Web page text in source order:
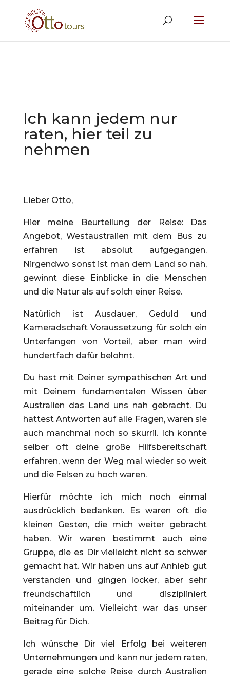
Ich kann jedem nur
raten, hier teil zu
nehmen
Lieber Otto,
Hier meine Beurteilung der Reise: Das
Angebot, Westaustralien mit dem Bus zu
erfahren ist absolut aufgegangen.
Nirgendwo sonst ist man dem Land so nah,
gewinnt diese Einblicke in die Menschen
und die Natur als auf solch einer Reise.
Natürlich ist Ausdauer, Geduld und
Kameradschaft Voraussetzung für solch ein
Unterfangen von Vorteil, aber man wird
hundertfach dafür belohnt.
Du hast mit Deiner sympathischen Art und
mit Deinem fundamentalen Wissen über
Australien das Land uns nah gebracht. Du
hattest Antworten auf alle Fragen, waren sie
auch manchmal noch so skurril. Ich konnte
selber oft deine große Hilfsbereitschaft
erfahren, wenn der Weg mal wieder so weit
und die Felsen zu hoch waren.
Hierfür möchte ich mich noch einmal
ausdrücklich bedanken. Es waren oft die
kleinen Gesten, die mich weiter gebracht
haben. Wir waren bestimmt auch eine
Gruppe, die es Dir vielleicht nicht so schwer
gemacht hat. Wir haben uns auf Anhieb gut
verstanden und gingen locker, aber sehr
freundschaftlich und diszipliniert
miteinander um. Vielleicht war das unser
Beitrag für Dich.
Ich wünsche Dir viel Erfolg bei weiteren
Unternehmungen und kann nur jedem raten,
gerade eine solche Reise durch Australien